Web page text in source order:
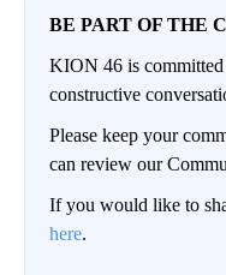
BE PART OF THE
KION 46 is
constructive
Please keep your
can review our
If you would like to
here.